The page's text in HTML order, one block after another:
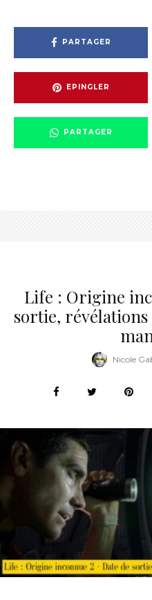
PARTAGER
EPINGLER
PARTAGER
Life : Origine
sortie, révélations
Nicole